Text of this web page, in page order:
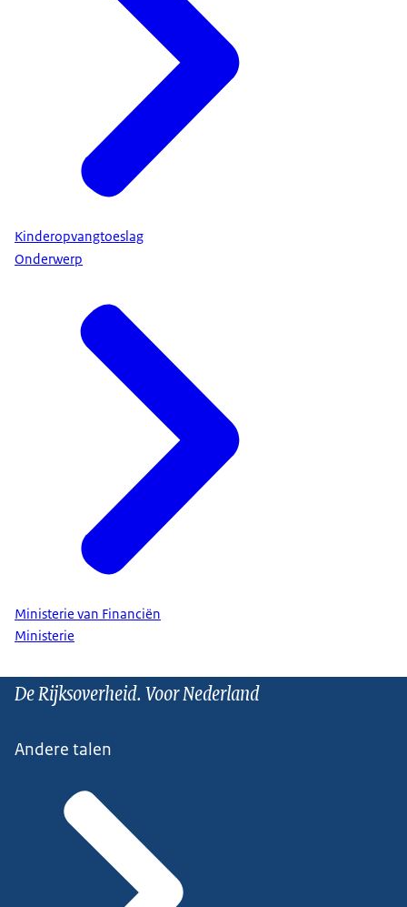
Kinderopvangtoeslag
Onderwerp
Ministerie van Financiën
Ministerie
De Rijksoverheid. Voor Nederland
Andere talen